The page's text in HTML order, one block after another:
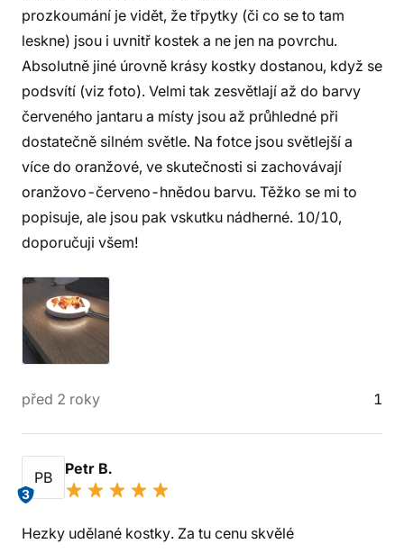
prozkoumání je vidět, že třpytky (či co se to tam
leskne) jsou i uvnitř kostek a ne jen na povrchu.
Absolutně jiné úrovně krásy kostky dostanou, když se
podsvítí (viz foto). Velmi tak zesvětlají až do barvy
červeného jantaru a místy jsou až průhledné při
dostatečně silném světle. Na fotce jsou světlejší a
více do oranžové, ve skutečnosti si zachovávají
oranžovo-červeno-hnědou barvu. Těžko se mi to
popisuje, ale jsou pak vskutku nádherné. 10/10,
doporučuji všem!
před 2 roky 1
PB
3
Petr B.
Hezky udělané kostky. Za tu cenu skvělé